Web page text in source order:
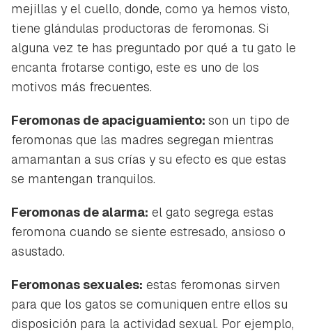
mejillas y el cuello, donde, como ya hemos visto,
tiene glándulas productoras de feromonas. Si
alguna vez te has preguntado por qué a tu gato le
encanta frotarse contigo, este es uno de los
motivos más frecuentes.
Feromonas de apaciguamiento: son un tipo de
feromonas que las madres segregan mientras
amamantan a sus crías y su efecto es que estas
se mantengan tranquilos.
Feromonas de alarma: el gato segrega estas
feromona cuando se siente estresado, ansioso o
asustado.
Feromonas sexuales: estas feromonas sirven
para que los gatos se comuniquen entre ellos su
disposición para la actividad sexual. Por ejemplo,